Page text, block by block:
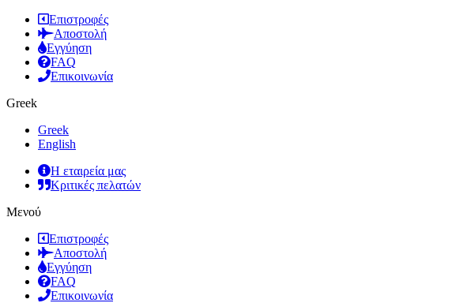
Επιστροφές
Αποστολή
Εγγύηση
FAQ
Επικοινωνία
Greek
Greek
English
Η εταιρεία μας
Κριτικές πελατών
Μενού
Επιστροφές
Αποστολή
Εγγύηση
FAQ
Επικοινωνία